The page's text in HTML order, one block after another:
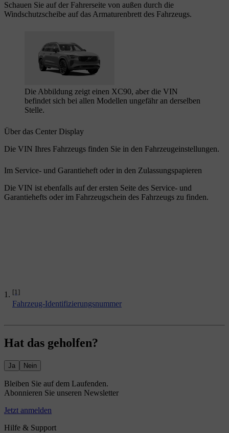
Schauen Sie auf der Fahrerseite von außen durch die
Windschutzscheibe auf das Armaturenbrett des Fahrzeugs.
Die Abbildung zeigt einen XC90, aber die VIN
befindet sich bei allen Modellen ungefähr an derselben
Stelle.
Über das Center Display
Die VIN Ihres Fahrzeugs finden Sie in den Fahrzeugeinstellungen.
Im Service- und Garantieheft oder in den Zulassungspapieren
Die VIN ist ebenfalls auf der ersten Seite des Service- und
Garantiehefts oder im Fahrzeugschein des Fahrzeugs zu finden.
[1]
Fahrzeug-Identifizierungsnummer
Hat das geholfen?
Ja Nein